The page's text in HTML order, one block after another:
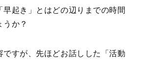
早起き」とはどの辺りまでの時間
うか？
ですが、先ほどお話しした「活動